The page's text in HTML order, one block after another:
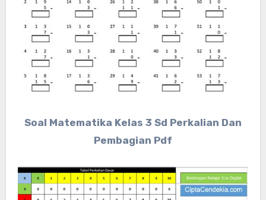
Soal Matematika Kelas 3 Sd Perkalian Dan
Pembagian Pdf